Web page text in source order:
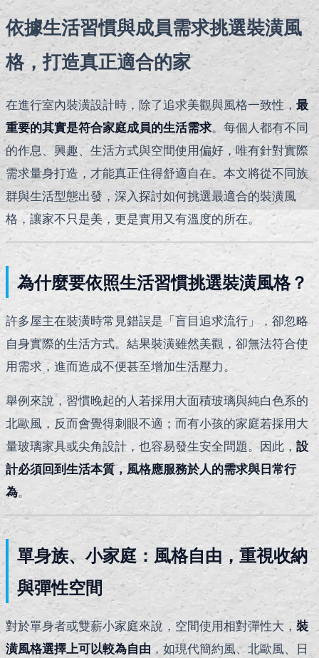
依據生活習慣與成員需求挑選裝潢風
格，打造真正適合的家
在進行室內裝潢設計時，除了追求美觀與風格一致性， 最
重要的其實是符合家庭成員的生活需求。每個人都有不同
的作息、興趣、生活方式與空間使用偏好，唯有針對實際
需求量身打造，才能真正住得舒適自在。本文將從不同族
群與生活型態出發，深入探討如何挑選最適合的裝潢風
格，讓家不只是美，更是實用又有溫度的所在。
為什麼要依照生活習慣挑選裝潢風格？
許多屋主在裝潢時常見錯誤是「盲目追求流行」，卻忽略
自身實際的生活方式。結果裝潢雖然美觀，卻無法符合使
用需求，進而造成不便甚至增加生活壓力。
舉例來說，習慣晚起的人若採用大面積玻璃與純白色系的
北歐風，反而會覺得刺眼不適；而有小孩的家庭若採用大
量玻璃家具或尖角設計，也容易發生安全問題。因此，設
計必須回到生活本質，風格應服務於人的需求與日常行
為。
單身族、小家庭：風格自由，重視收納
與彈性空間
對於單身者或雙薪小家庭來說，空間使用相對彈性大，裝
潢風格選擇上可以較為自由，如現代簡約風、北歐風、日